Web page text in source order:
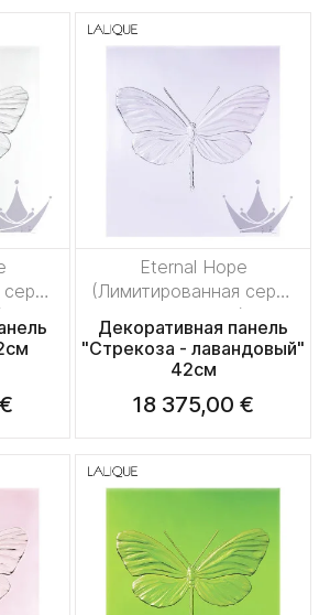
Eternal Hope
(Лимитированная серия
на 50 пред.)
Декоративная панель
"Стрекоза - лавандовый"
42см
18 375,00 €